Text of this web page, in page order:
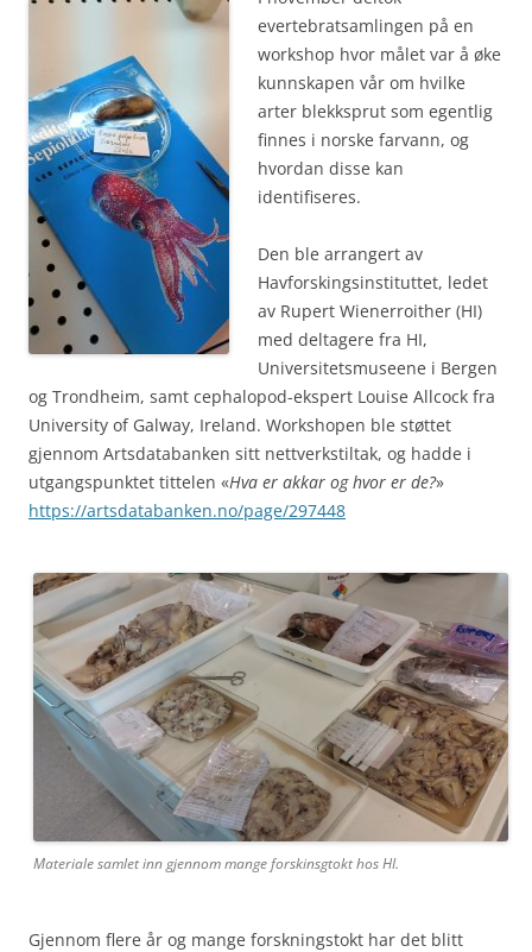
evertebratsamlingen på en
workshop hvor målet var å øke
kunnskapen vår om hvilke
arter blekksprut som egentlig
finnes i norske farvann, og
hvordan disse kan
identifiseres.
Den ble arrangert av
Havforskingsinstituttet, ledet
av Rupert Wienerroither (HI)
med deltagere fra HI,
Universitetsmuseene i Bergen
og Trondheim, samt cephalopod-ekspert Louise Allcock fra
University of Galway, Ireland. Workshopen ble støttet
gjennom Artsdatabanken sitt nettverkstiltak, og hadde i
utgangspunktet tittelen «Hva er akkar og hvor er de?»
https://artsdatabanken.no/page/297448
Materiale samlet inn gjennom mange forskinsgtokt hos HI.
Gjennom flere år og mange forskningstokt har det blitt